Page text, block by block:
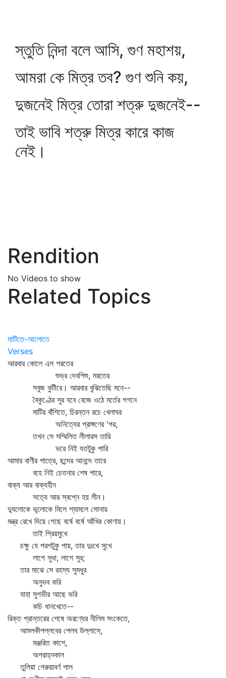
স্তুতি নিন্দা বলে আসি, গুণ মহাশয়,
আমরা কে মিত্র তব? গুণ শুনি কয়,
দুজনেই মিত্র তোরা শত্রু দুজনেই--
তাই ভাবি শত্রু মিত্র কারে কাজ
নেই।
Rendition
No Videos to show
Related Topics
মাটিতে-আলোতে
Verses
আরবার কোলে এল শরতের
শুভ্র দেবশিশু, মরতের
সবুজ কুটীরে। আরবার বুঝিতেছি মনে--
বৈকুণ্ঠের সুর যবে বেজে ওঠে মর্তের গগনে
মাটির বাঁশিতে, চিরন্তন রচে খেলাঘর
অনিত্যের প্রাঙ্গণের 'পর,
তখন সে সম্মিলিত লীলারস তারি
ভরে নিই যতটুকু পারি
আমার বাণীর পাত্রে, ছন্দের আনন্দে তারে
বহে নিই চেতনার শেষ পারে,
বাক্য আর বাক্যহীন
সত্যে আর স্বপ্নে হয় লীন।
দ্যুলোকে ভূলোকে মিলে শ্যামলে সোনায়
মন্ত্র রেখে দিয়ে গেছে বর্ষে বর্ষে আঁখির কোণায়।
তাই প্রিয়মুখে
চক্ষু যে পরশটুকু পায়, তার দুঃখে সুখে
লাগে সুধা, লাগে সুর;
তার মাঝে সে রহস্য সুমধুর
অনুভব করি
যাহা সুগভীর আছে ভরি
কচি ধানখেতে--
রিক্ত প্রান্তরের শেষে অরণ্যের নীলিম সংকেতে,
আমলকীপল্লবের পেলব উল্লাসে,
মঞ্জরিত কাশে,
অপরাহ্নকাল
তুলিয়া গেরুয়াবর্ণ পাল